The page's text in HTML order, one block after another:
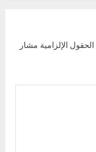
الحقول الإلزامية مشار